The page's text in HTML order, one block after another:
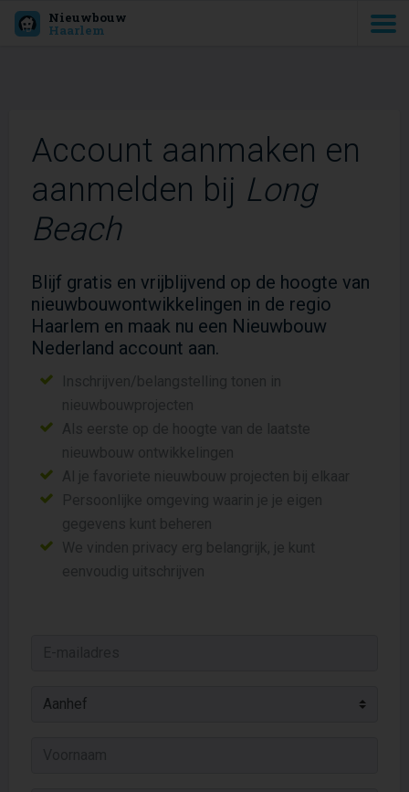
Nieuwbouw
Haarlem
Account aanmaken en
aanmelden bij Long
Beach
Blijf gratis en vrijblijvend op de hoogte van
nieuwbouwontwikkelingen in de regio
Haarlem en maak nu een Nieuwbouw
Nederland account aan.
Inschrijven/belangstelling tonen in
nieuwbouwprojecten
Als eerste op de hoogte van de laatste
nieuwbouw ontwikkelingen
Al je favoriete nieuwbouw projecten bij elkaar
Persoonlijke omgeving waarin je je eigen
gegevens kunt beheren
We vinden privacy erg belangrijk, je kunt
eenvoudig uitschrijven